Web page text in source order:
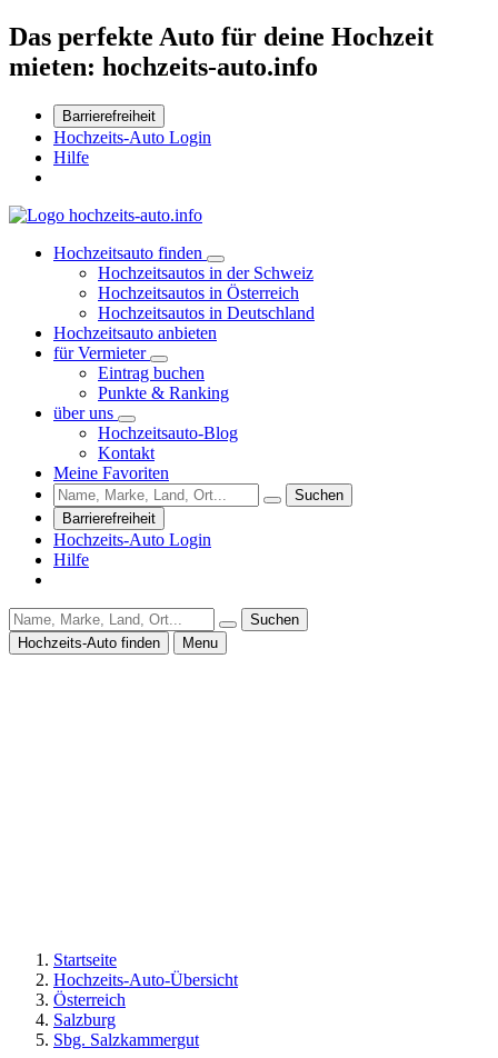
Das perfekte Auto für deine Hochzeit
mieten: hochzeits-auto.info
Barrierefreiheit
Hochzeits-Auto Login
Hilfe
Hochzeitsauto finden
Hochzeitsautos in der Schweiz
Hochzeitsautos in Österreich
Hochzeitsautos in Deutschland
Hochzeitsauto anbieten
für Vermieter
Eintrag buchen
Punkte & Ranking
über uns
Hochzeitsauto-Blog
Kontakt
Meine Favoriten
Suchen
Barrierefreiheit
Hochzeits-Auto Login
Hilfe
Suchen
Hochzeits-Auto finden
Menu
Startseite
Hochzeits-Auto-Übersicht
Österreich
Salzburg
Sbg. Salzkammergut